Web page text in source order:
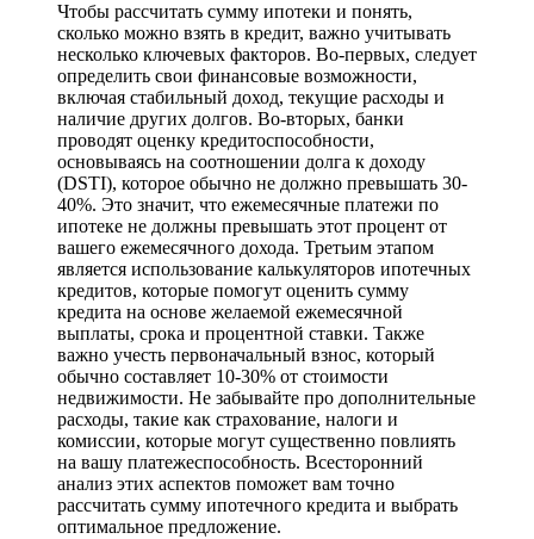
Чтобы рассчитать сумму ипотеки и понять,
сколько можно взять в кредит, важно учитывать
несколько ключевых факторов. Во-первых, следует
определить свои финансовые возможности,
включая стабильный доход, текущие расходы и
наличие других долгов. Во-вторых, банки
проводят оценку кредитоспособности,
основываясь на соотношении долга к доходу
(DSTI), которое обычно не должно превышать 30-
40%. Это значит, что ежемесячные платежи по
ипотеке не должны превышать этот процент от
вашего ежемесячного дохода. Третьим этапом
является использование калькуляторов ипотечных
кредитов, которые помогут оценить сумму
кредита на основе желаемой ежемесячной
выплаты, срока и процентной ставки. Также
важно учесть первоначальный взнос, который
обычно составляет 10-30% от стоимости
недвижимости. Не забывайте про дополнительные
расходы, такие как страхование, налоги и
комиссии, которые могут существенно повлиять
на вашу платежеспособность. Всесторонний
анализ этих аспектов поможет вам точно
рассчитать сумму ипотечного кредита и выбрать
оптимальное предложение.